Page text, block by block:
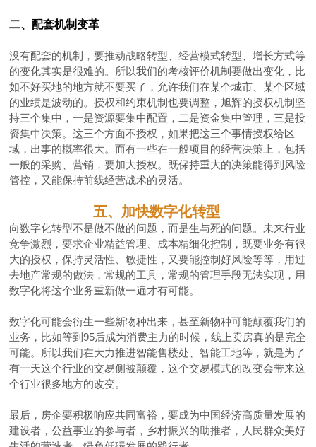
二、配套机制变革
没有配套的机制，要推动战略转型、经营模式转型、增长方式等
的变化其实是很难的。 所以我们的考核评价机制要做出变化，比
如不好买地的地方就不要买了，允许我们在某个城市、某个区域
的业绩是波动的。授权和约束机制也要调整，旭辉的授权机制坚
持三个集中，一是资源要集中配置，二是资金集中管理，三是投
资集中决策。这三个方面不授权，如果把这三个事情授权给区
域，出事的概率很大。而有一些在一般项目的经营决策上，包括
一般的采购、营销，要加大授权。既保持重大的决策能得到风险
管控，又能保持前线经营战术的灵活。
五、加快数字化转型
向数字化转型不是做不做的问题，而是生与死的问题。未来行业
竞争激烈，要求企业精益管理、成本精细化控制，既要业务有很
大的授权，保持灵活性、敏捷性，又要能控制好风险等等，用过
去地产常规的做法，常规的工具，常规的管理手段无法实现，用
数字化将这个业务重新做一遍才有可能。
数字化可能会衍生一些新物种出来，甚至新物种可能颠覆我们的
业务，比如等到95后成为消费主力的时候，线上卖房真的是完全
可能。所以我们在大力推进智能售楼处、智能工地等，就是为了
有一天这个行业的交易侧被颠覆，这个交易模式的改变会带来这
个行业很多地方的改变。
最后，房企要积极响应共同富裕，要成为中国经济高质量发展的
建设者，公益事业的参与者，乡村振兴的助推者，人民群众美好